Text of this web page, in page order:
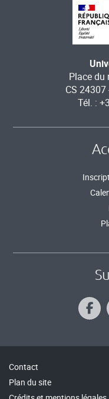
Place du
CS 24307
Tél. :
Contact
Plan du site